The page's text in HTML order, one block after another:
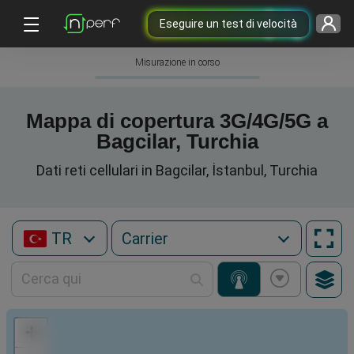
Eseguire un test di velocità
Misurazione in corso
Mappa di copertura 3G/4G/5G a
Bagcilar, Turchia
Dati reti cellulari in Bagcilar, İstanbul, Turchia
TR